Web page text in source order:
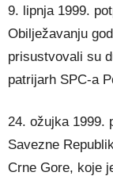
9. lipnja 1999.
Obilježavanju
prisustvovali su
patrijarh SPC-a
24. ožujka 1999.
Savezne
Crne Gore, koje